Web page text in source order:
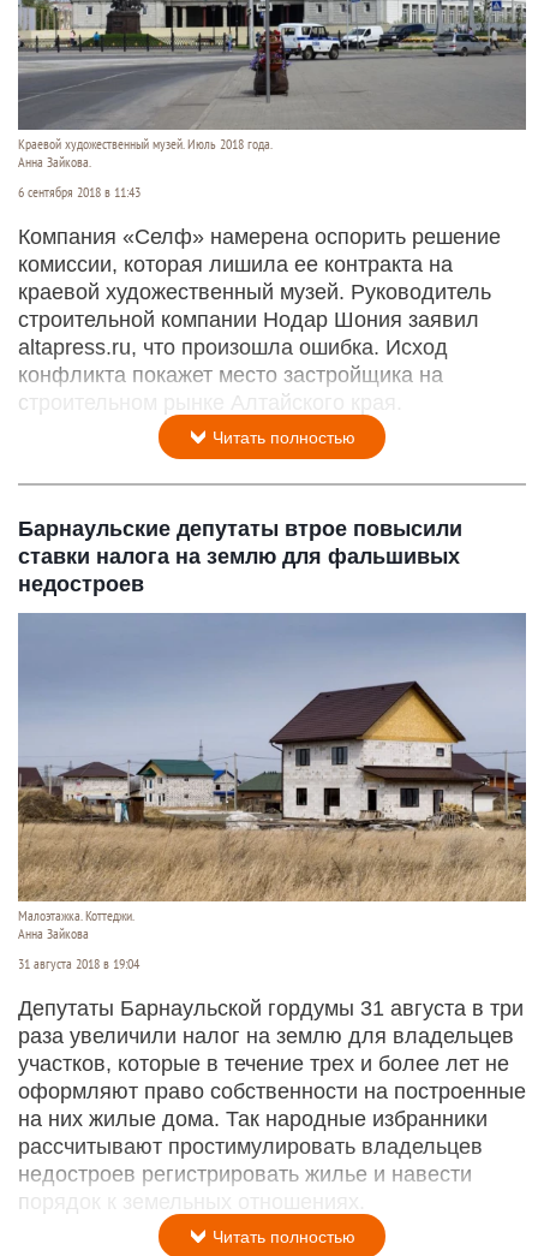
Краевой художественный музей. Июль 2018 года.
Анна Зайкова.
6 сентября 2018 в 11:43
Компания «Селф» намерена оспорить решение
комиссии, которая лишила ее контракта на
краевой художественный музей. Руководитель
строительной компании Нодар Шония заявил
altapress.ru, что произошла ошибка. Исход
конфликта покажет место застройщика на
строительном рынке Алтайского края.
Читать полностью
Барнаульские депутаты втрое повысили
ставки налога на землю для фальшивых
недостроев
Малоэтажка. Коттеджи.
Анна Зайкова
31 августа 2018 в 19:04
Депутаты Барнаульской гордумы 31 августа в три
раза увеличили налог на землю для владельцев
участков, которые в течение трех и более лет не
оформляют право собственности на построенные
на них жилые дома. Так народные избранники
рассчитывают простимулировать владельцев
недостроев регистрировать жилье и навести
порядок к земельных отношениях.
Читать полностью